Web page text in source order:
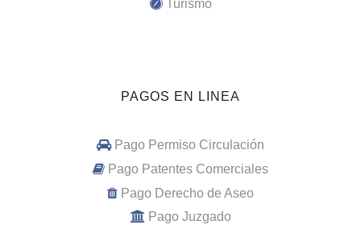
Turismo
PAGOS EN LINEA
Pago Permiso Circulación
Pago Patentes Comerciales
Pago Derecho de Aseo
Pago Juzgado